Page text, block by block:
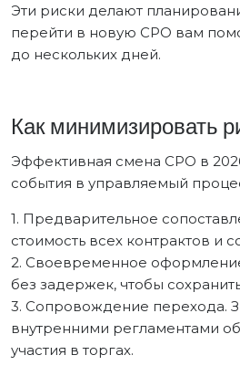
Эти риски делают
перейти в новую СРО вам
до нескольких дней.
Как минимизировать
Эффективная смена СРО в
события в управляемый
1. Предварительное
стоимость всех контрактов
2. Своевременное
без задержек, чтобы
3. Сопровождение перехода.
внутренними регламентами
участия в торгах.